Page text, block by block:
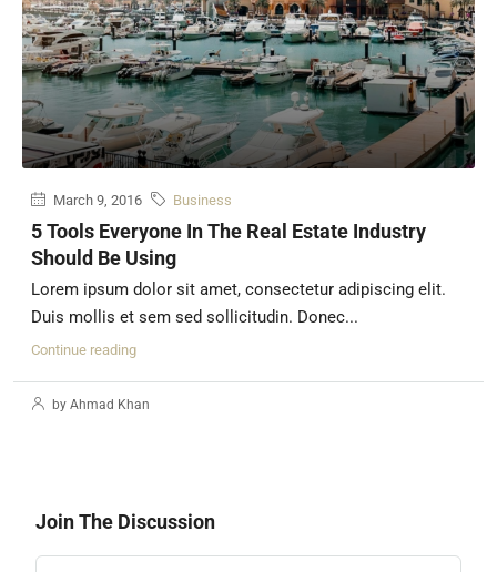
March 9, 2016 Business
5 Tools Everyone In The Real Estate Industry
Should Be Using
Lorem ipsum dolor sit amet, consectetur adipiscing elit.
Duis mollis et sem sed sollicitudin. Donec...
Continue reading
by Ahmad Khan
Join The Discussion